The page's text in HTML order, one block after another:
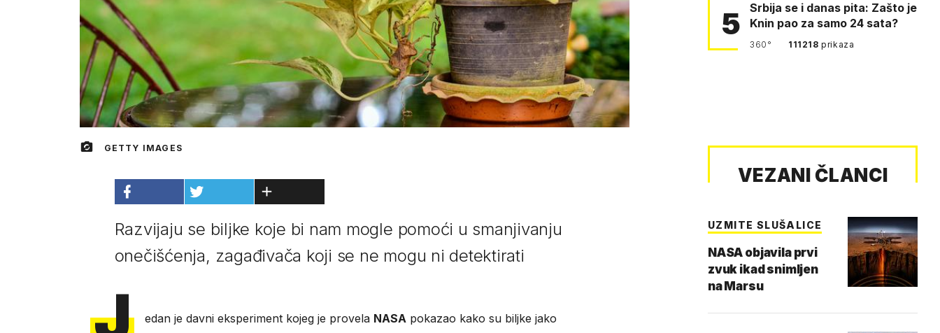
GETTY IMAGES
Razvijaju se biljke koje bi nam mogle pomoći u smanjivanju
onečišćenja, zagađivača koji se ne mogu ni detektirati
J edan je davni eksperiment kojeg je provela NASApokazao kako su biljke jako
5
Srbija se i danas pita: Zašto je
Knin pao za samo 24 sata?
360° 111218prikaza
VEZANI ČLANCI
UZMITE SLUŠALICE
NASA objavila prvi
zvuk ikad snimljen
na Marsu